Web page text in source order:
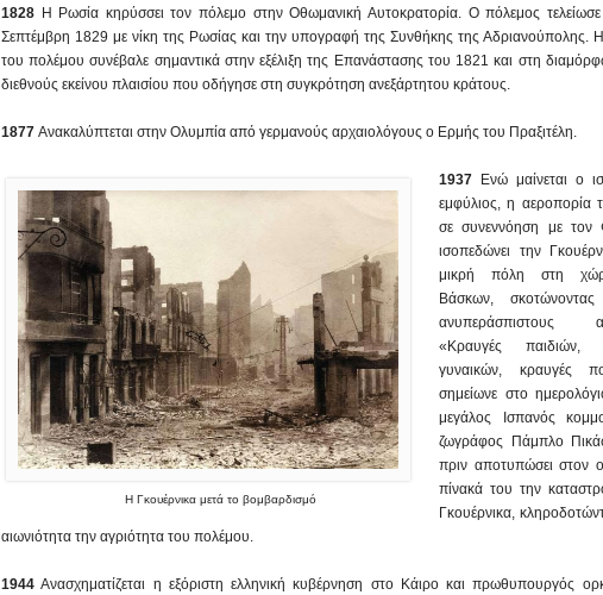
1828 Η Ρωσία κηρύσσει τον πόλεμο στην Οθωμανική Αυτοκρατορία. Ο πόλεμος τελείωσε
Σεπτέμβρη 1829 με νίκη της Ρωσίας και την υπογραφή της Συνθήκης της Αδριανούπολης.
του πολέμου συνέβαλε σημαντικά στην εξέλιξη της Επανάστασης του 1821 και στη
διεθνούς εκείνου πλαισίου που οδήγησε στη συγκρότηση ανεξάρτητου κράτους.
1877 Ανακαλύπτεται στην Ολυμπία από γερμανούς αρχαιολόγους ο Ερμής του Πραξιτέλη.
Η Γκουέρνικα μετά το βομβαρδισμό
1937 Ενώ μαίνεται ο
εμφύλιος, η αεροπορία
σε συνεννόηση με τον
ισοπεδώνει την
μικρή πόλη στη
Βάσκων, σκοτώνοντας
ανυπεράσπιστους
«Κραυγές παιδιών,
γυναικών, κραυγές
σημείωνε στο
μεγάλος Ισπανός
ζωγράφος Πάμπλο
πριν αποτυπώσει στον
πίνακά του την
Γκουέρνικα,
αιωνιότητα την αγριότητα του πολέμου.
1944 Ανασχηματίζεται η εξόριστη ελληνική κυβέρνηση στο Κάιρο και πρωθυπουργός